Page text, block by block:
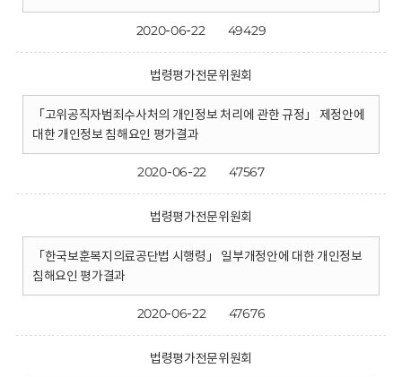
2020-06-22 49429
법령평가전문위원회
「고위공직자범죄수사처의 개인정보 처리에 관한 규정」 제정안에
대한 개인정보 침해요인 평가결과
2020-06-22 47567
법령평가전문위원회
「한국보훈복지의료공단법 시행령」 일부개정안에 대한 개인정보
침해요인 평가결과
2020-06-22 47676
법령평가전문위원회